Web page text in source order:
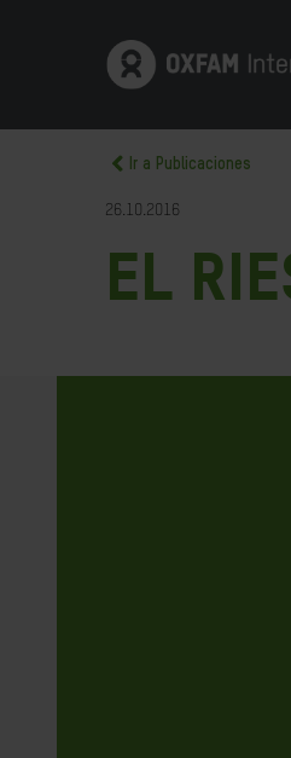
Ir a Publicaciones
26.10.2016
El